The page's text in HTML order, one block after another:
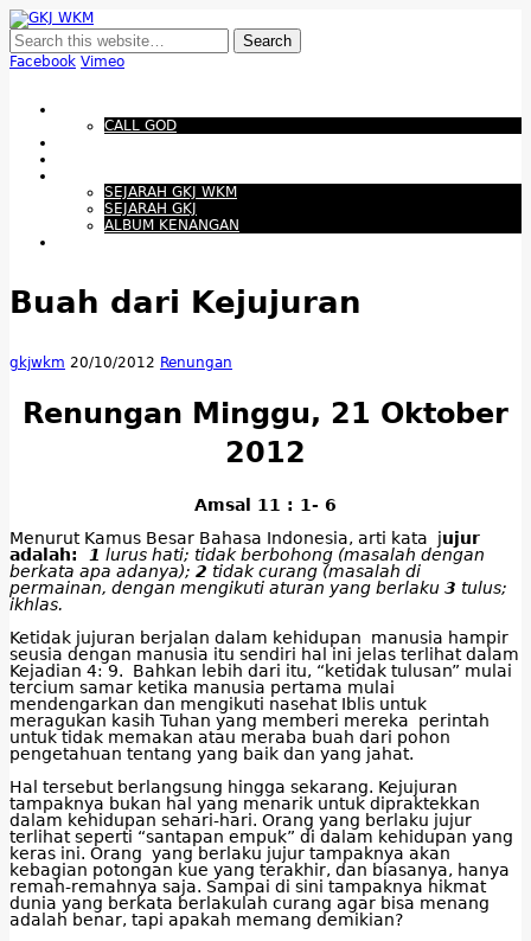
Membangun Gereja Kokoh melalui Pelayanan Holistik, Teknologi, dan
Budaya Apresiatif
Facebook Vimeo
CALL GOD
SEJARAH GKJ WKM
SEJARAH GKJ
ALBUM KENANGAN
Buah dari Kejujuran
gkjwkm 20/10/2012 Renungan
Renungan Minggu, 21 Oktober
2012
Amsal 11 : 1- 6
Menurut Kamus Besar Bahasa Indonesia, arti kata jujur
adalah:
1 lurus hati; tidak berbohong (masalah dengan
berkata apa adanya); 2 tidak curang (masalah di
permainan, dengan mengikuti aturan yang berlaku 3 tulus;
ikhlas.
Ketidak jujuran berjalan dalam kehidupan manusia hampir
seusia dengan manusia itu sendiri hal ini jelas terlihat dalam
Kejadian 4: 9. Bahkan lebih dari itu, “ketidak tulusan” mulai
tercium samar ketika manusia pertama mulai
mendengarkan dan mengikuti nasehat Iblis untuk
meragukan kasih Tuhan yang memberi mereka perintah
untuk tidak memakan atau meraba buah dari pohon
pengetahuan tentang yang baik dan yang jahat.
Hal tersebut berlangsung hingga sekarang. Kejujuran
tampaknya bukan hal yang menarik untuk dipraktekkan
dalam kehidupan sehari-hari. Orang yang berlaku jujur
terlihat seperti “santapan empuk” di dalam kehidupan yang
keras ini. Orang yang berlaku jujur tampaknya akan
kebagian potongan kue yang terakhir, dan biasanya, hanya
remah-remahnya saja. Sampai di sini tampaknya hikmat
dunia yang berkata berlakulah curang agar bisa menang
adalah benar, tapi apakah memang demikian?